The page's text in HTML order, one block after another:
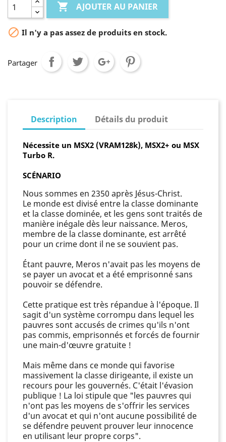
 AJOUTER AU PANIER
 Il n'y a pas assez de produits en stock.
Partager
Description Détails du produit
Nécessite un MSX2 (VRAM128k), MSX2+ ou MSX
Turbo R.
SCÉNARIO
Nous sommes en 2350 après Jésus-Christ.
Le monde est divisé entre la classe dominante
et la classe dominée, et les gens sont traités de
manière inégale dès leur naissance. Meros,
membre de la classe dominante, est arrêté
pour un crime dont il ne se souvient pas.
Étant pauvre, Meros n'avait pas les moyens de
se payer un avocat et a été emprisonné sans
pouvoir se défendre.
Cette pratique est très répandue à l'époque. Il
sagit d'un système corrompu dans lequel les
pauvres sont accusés de crimes qu'ils n'ont
pas commis, emprisonnés et forcés de fournir
une main-d'œuvre gratuite !
Mais même dans ce monde qui favorise
massivement la classe dirigeante, il existe un
recours pour les gouvernés. C'était l'évasion
publique ! La loi stipule que "les pauvres qui
n'ont pas les moyens de s'offrir les services
d'un avocat et qui n'ont aucune possibilité de
se défendre peuvent prouver leur innocence
en utilisant leur propre corps".